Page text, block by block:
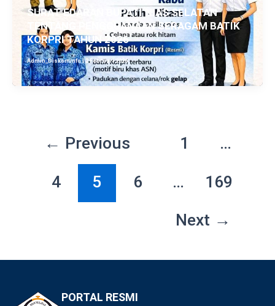
SURAT EDARAN BUPATI NIAS SELATAN
TENTANG PENGGUANAAN SERAGAM BATIK
KORPRI TAHUN 2026
Admin_Diskominfo| 2 Februari 2026
← Previous 1
…
4
5 6 …
169
Next →
PORTAL RESMI